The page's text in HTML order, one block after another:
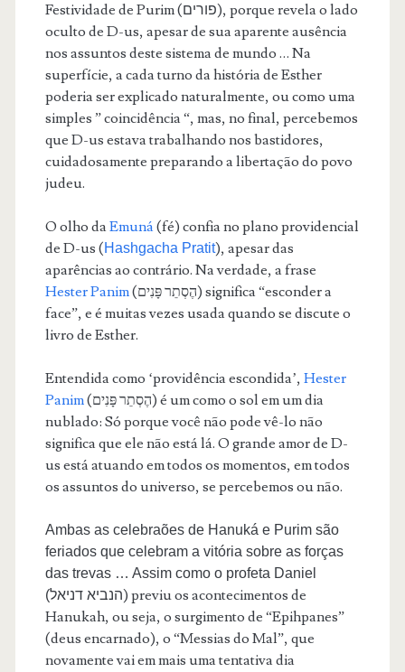
Festividade de Purim (פורים), porque revela o lado
oculto de D-us, apesar de sua aparente ausência
nos assuntos deste sistema de mundo … Na
superfície, a cada turno da história de Esther
poderia ser explicado naturalmente, ou como uma
simples ” coincidência “, mas, no final, percebemos
que D-us estava trabalhando nos bastidores,
cuidadosamente preparando a libertação do povo
judeu.
O olho daEmuná(fé) confia no plano providencial
de D-us (Hashgacha Pratit), apesar das
aparências ao contrário. Na verdade, a frase
Hester Panim(הֶסְתֵר פָּנִים) significa “esconder a
face”, e é muitas vezes usada quando se discute o
livro de Esther.
Entendida como ‘providência escondida’, Hester
Panim(הֶסְתֵר פָּנִים) é um como o sol em um dia
nublado: Só porque você não pode vê-lo não
significa que ele não está lá. O grande amor de D-
us está atuando em todos os momentos, em todos
os assuntos do universo, se percebemos ou não.
Ambas as celebraões de Hanuká e Purim são
feriados que celebram a vitória sobre as forças
das trevas … Assim como o profeta Daniel
(הנביא דניאל) previu os acontecimentos de
Hanukah, ou seja, o surgimento de “Epihpanes”
(deus encarnado), o “Messias do Mal”, que
novamente vai em mais uma tentativa dia